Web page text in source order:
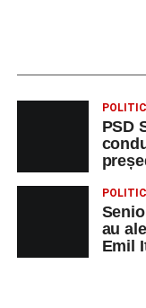
PSD
au
Emil